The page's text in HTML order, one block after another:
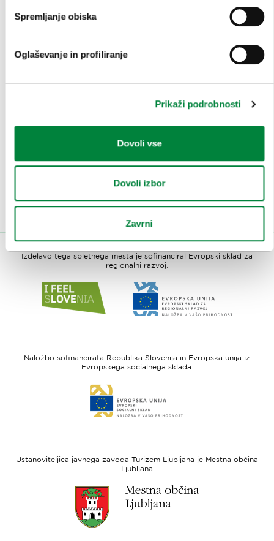
Spremljanje obiska
Oglaševanje in profiliranje
Prikaži podrobnosti
Dovoli vse
Dovoli izbor
Zavrni
SPOROČILA ZA JAVNOST
FOTOTEKA
OBRAZEC ZA MEDIJSKO SODELOVANJE
PRIZNANJA IN NAGRADE TURISTIČNI LJUBLJANI
OBJAVE O LJUBLJANI V TUJIH MEDIJIH
Izdelavo tega spletnega mesta je sofinanciral Evropski sklad za
regionalni razvoj.
do
spletne
Slovenia
do
spletne
-
regionalni
Naložbo sofinancirata Republika Slovenija in Evropska unija iz
Evropskega socialnega sklada.
do
spletne
sklad
Ustanoviteljica javnega zavoda Turizem Ljubljana je Mestna občina
Ljubljana